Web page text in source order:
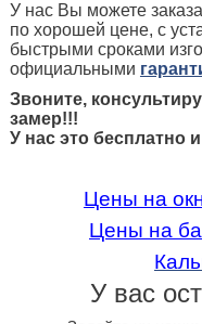
У нас Вы можете
по хорошей цене, с
быстрыми сроками
официальными
Звоните,
замер!!!
У нас это бесплатно
Цены на
Цены на
У вас